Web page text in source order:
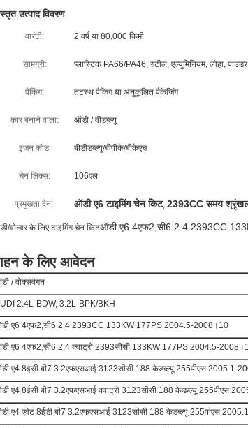
उत्पाद विवरण
वारंटी: 2 वर्ष या 80,000 किमी
सामग्री: प्लास्टिक PA66/PA46, स्टील, एल्युमिनियम, लोहा, पाउडर
पैकिंग: तटस्थ पैकिंग या अनुकूलित पैकेजिंग
कार बनाने वाला: ऑडी / वीडब्ल्यू
इंजन कोड: बीडीडब्ल्यू/बीपीके/बीकेएच
चेन लिंक्स: 106एल
प्रमुखता देना: ऑडी ए6 टाइमिंग चेन किट, 2393CC समय
वोल्वर के लिए टाइमिंग चेन किटऑडी ए6 4एफ2,सी6 2.4 2393CC
के लिए आवेदन
/ वोक्सवैगन
2.4L-BDW, 3.2L-BPK/BKH
ए6 4एफ2,सी6 2.4 2393CC 133KW 177PS 2004.5-2008।10
ए6 4एफ2,सी6 2.4 क्वाट्रो 2393सीसी 133KW 177PS 2004.5-
ए4 8ईसी बी7 3.2एफएसआई 3123सीसी 188 केडब्ल्यू 255पीएस 2005.1-
ए4 8ईसी बी7 3.2एफएसआई क्वाट्रो 3123सीसी 188 केडब्ल्यू 255पीएस
ए4 एवेंट 8ईडी बी7 3.2एफएसआई 3123सीसी 188 केडब्ल्यू 255पीएस